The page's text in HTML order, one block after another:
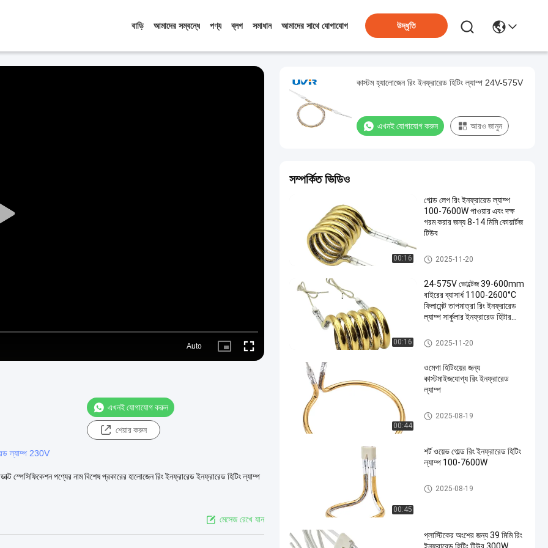
বাড়ি আমাদের সম্বন্ধে পণ্য ব্লগ সমাধান আমাদের সাথে যোগাযোগ উদ্ধৃতি
Play
Auto
Picture- Fullscreen
এখনই যোগাযোগ করুন
শেয়ার করুন
ল্যাম্প 230V
স্পেসিফিকেশন পণ্যের নাম বিশেষ প্রকারের হালোজেন রিং ইনফ্রারেড ইনফ্রারেড হিটিং ল্যাম্প
মেসেজ রেখে যান
কাস্টম হ্যালোজেন রিং ইনফ্রারেড হিটিং ল্যাম্প 24V-575V
এখনই যোগাযোগ করুন আরও জানুন
সম্পর্কিত ভিডিও
00:16
গোল্ড লেপ রিং ইনফ্রারেড ল্যাম্প
100-7600W পাওয়ার এবং দক্ষ
গরম করার জন্য 8-14 মিমি কোয়ার্টজ
টিউব
রিং ইনফ্রারেড ল্যাম্প
2025-11-20
00:16
24-575V ভোল্টেজ 39-600mm
বাইরের ব্যাসার্ধ 1100-2600°C
ফিলামেন্ট তাপমাত্রা রিং ইনফ্রারেড
ল্যাম্প সার্কুলার ইনফ্রারেড হিটার
রিং ইনফ্রারেড ল্যাম্প
2025-11-20
00:44
ওমেগা হিটিংয়ের জন্য
কাস্টমাইজযোগ্য রিং ইনফ্রারেড
ল্যাম্প
রিং ইনফ্রারেড ল্যাম্প
2025-08-19
00:45
শর্ট ওয়েভ গোল্ড রিং ইনফ্রারেড হিটিং
ল্যাম্প 100-7600W
রিং ইনফ্রারেড ল্যাম্প
2025-08-19
প্লাস্টিকের অংশের জন্য 39 মিমি রিং